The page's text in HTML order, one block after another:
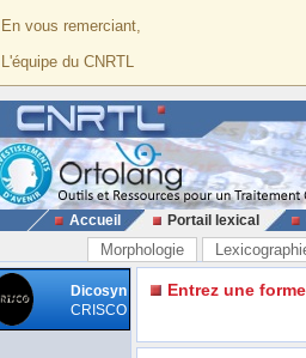
En vous remerciant,
L'équipe du CNRTL
Accueil Portail lexical
Morphologie
Dicosyn
CRISCO
Entrez une forme